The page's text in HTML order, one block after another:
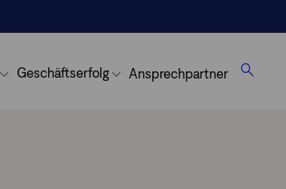
Geschäftserfolg Ansprechpartner